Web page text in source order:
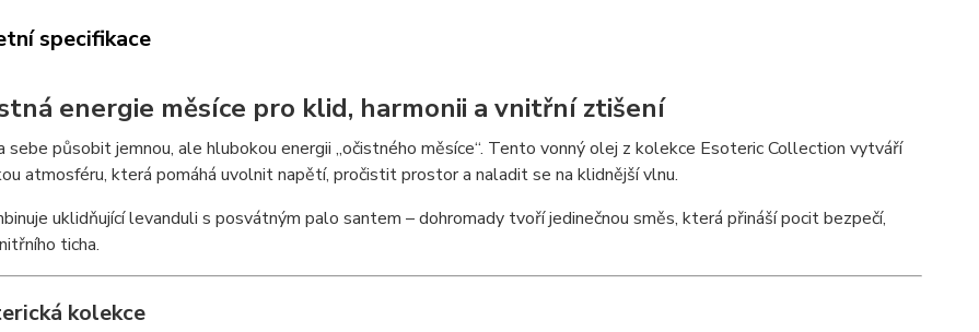
specifikace
energie měsíce pro klid, harmonii a vnitřní ztišení
sebe působit jemnou, ale hlubokou energii „očistného měsíce“. Tento vonný olej z kolekce Esoteric Collection vytváří
atmosféru, která pomáhá uvolnit napětí, pročistit prostor a naladit se na klidnější vlnu.
uklidňující levanduli s posvátným palo santem – dohromady tvoří jedinečnou směs, která přináší pocit bezpečí,
ticha.
kolekce